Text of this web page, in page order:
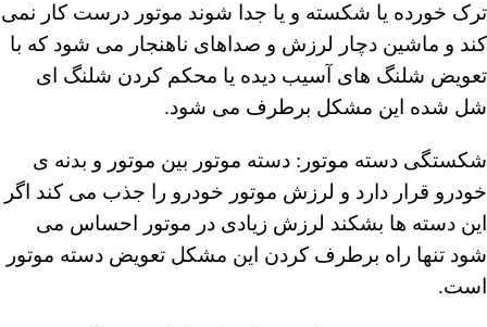
ترک خورده یا شکسته و یا جدا شوند موتور درست کار نمی
کند و ماشین دچار لرزش و صداهای ناهنجار می شود که با
تعویض شلنگ های آسیب دیده یا محکم کردن شلنگ ای
شل شده این مشکل برطرف می شود.
شکستگی دسته موتور: دسته موتور بین موتور و بدنه ی
خودرو قرار دارد و لرزش موتور خودرو را جذب می کند اگر
این دسته ها بشکند لرزش زیادی در موتور احساس می
شود تنها راه برطرف کردن این مشکل تعویض دسته موتور
است.